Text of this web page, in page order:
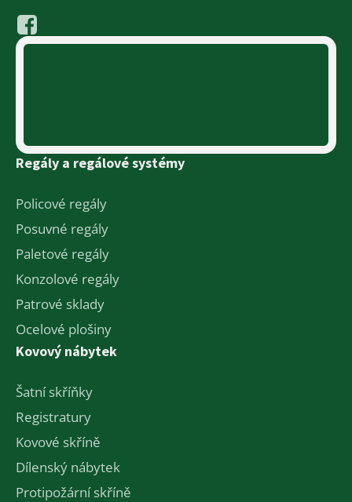
Regály a regálové systémy
Policové regály
Posuvné regály
Paletové regály
Konzolové regály
Patrové sklady
Ocelové plošiny
Kovový nábytek
Šatní skříňky
Registratury
Kovové skříně
Dílenský nábytek
Protipožární skříně